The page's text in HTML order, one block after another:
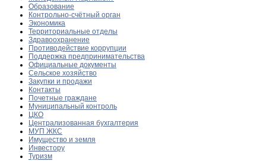
Образование
Контрольно-счётный орган
Экономика
Территориальные отделы
Здравоохранение
Противодействие коррупции
Поддержка предпринимательства
Официальные документы
Сельское хозяйство
Закупки и продажи
Контакты
Почетные граждане
Муниципальный контроль
ЦКО
Централизованная бухгалтерия
МУП ЖКС
Имущество и земля
Инвестору
Туризм